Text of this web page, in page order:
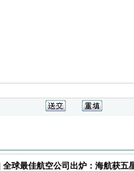
| 全球最佳航空公司出炉：海航获五